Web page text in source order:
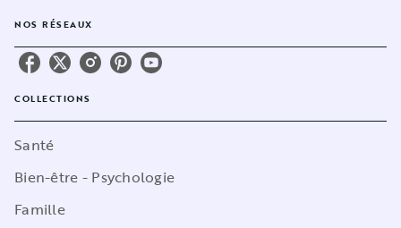
NOS RÉSEAUX
COLLECTIONS
Santé
Bien-être - Psychologie
Famille